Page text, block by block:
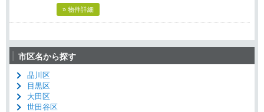
» 物件詳細
市区名から探す
品川区
目黒区
大田区
世田谷区